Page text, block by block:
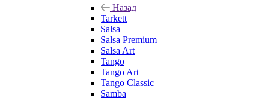
Назад
Tarkett
Salsa
Salsa Premium
Salsa Art
Tango
Tango Art
Tango Classic
Samba